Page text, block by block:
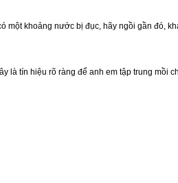
khoảng nước bị đục, hãy ngồi gần đó,
là tín hiệu rõ ràng để anh em tập trung mồi